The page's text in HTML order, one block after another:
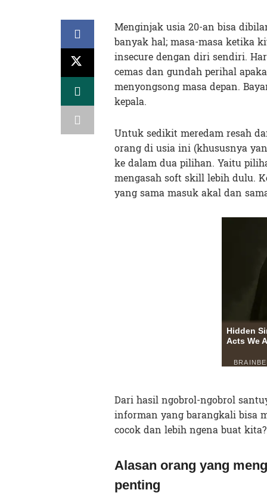
Menginjak usia 20-an bisa
banyak hal; masa-masa ketika
insecure dengan diri sendiri.
cemas dan gundah perihal
menyongsong masa depan.
kepala.
Untuk sedikit meredam resah
orang di usia ini (khususnya
ke dalam dua pilihan. Yaitu
mengasah soft skill lebih dulu.
yang sama masuk akal dan
Dari hasil ngobrol-ngobrol
informan yang barangkali bisa
cocok dan lebih ngena buat
Alasan orang yang
penting